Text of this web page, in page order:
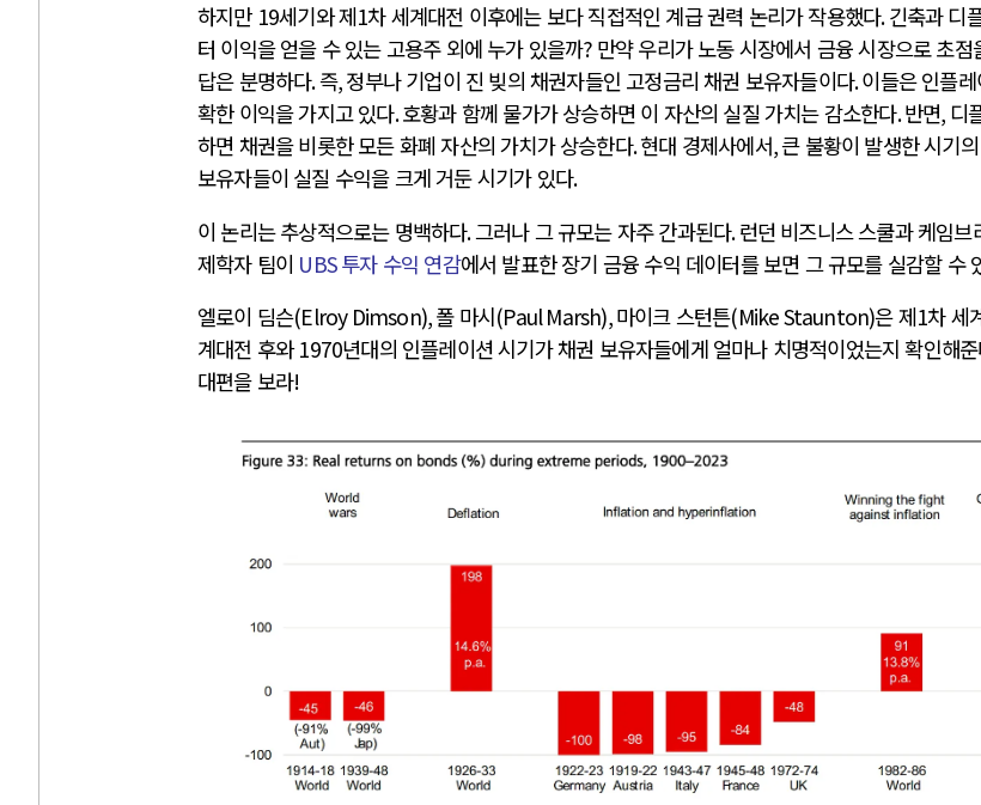
하지만 19세기와 제1차 세계대전 이후에는 보다 직접적인 계급 권력 논리가 작용했다.긴축과 디
터 이익을 얻을 수 있는 고용주 외에 누가 있을까? 만약 우리가 노동 시장에서 금융 시장으로 초점
답은 분명하다.즉,정부나 기업이 진 빚의 채권자들인 고정금리 채권 보유자들이다.이들은 인플
확한 이익을 가지고 있다.호황과 함께 물가가 상승하면 이 자산의 실질 가치는 감소한다.반면, 디
하면 채권을 비롯한 모든 화폐 자산의 가치가 상승한다.현대 경제사에서,큰 불황이 발생한 시기
보유자들이 실질 수익을 크게 거둔 시기가 있다.
이 논리는 추상적으로는 명백하다.그러나 그 규모는 자주 간과된다.런던 비즈니스 스쿨과 케임브
제학자 팀이 UBS투자 수익 연감에서 발표한 장기 금융 수익 데이터를 보면 그 규모를 실감할 수
엘로이 딤슨(Elroy Dimson),폴 마시(Paul Marsh),마이크 스턴튼(Mike Staunton)은 제1차 세
계대전 후와1970년대의 인플레이션 시기가 채권 보유자들에게 얼마나 치명적이었는지 확인해
대편을 보라!